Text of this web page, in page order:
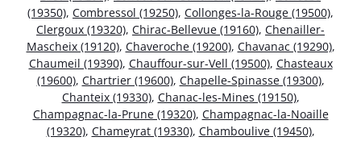
(19350), Combressol (19250), Collonges-la-Rouge (19500),
Clergoux (19320), Chirac-Bellevue (19160), Chenailler-
Mascheix (19120), Chaveroche (19200), Chavanac (19290),
Chaumeil (19390), Chauffour-sur-Vell (19500), Chasteaux
(19600), Chartrier (19600), Chapelle-Spinasse (19300),
Chanteix (19330), Chanac-les-Mines (19150),
Champagnac-la-Prune (19320), Champagnac-la-Noaille
(19320), Chameyrat (19330), Chamboulive (19450),